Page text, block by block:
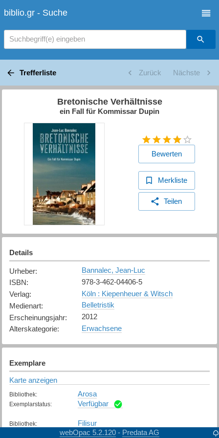
biblio.gr - Suche
Suchbegriff(e) eingeben
Trefferliste Zurück Nächste
Bretonische Verhältnisse
ein Fall für Kommissar Dupin
Bewerten
Merkliste
Teilen
Details
Urheber:
Bannalec, Jean-Luc
ISBN:
978-3-462-04406-5
Verlag:
Köln : Kiepenheuer & Witsch
Medienart:
Belletristik
Erscheinungsjahr:
2012
Alterskategorie: Erwachsene
Exemplare
Karte anzeigen
Bibliothek: Arosa
Exemplarstatus: Verfügbar
Bibliothek: Filisur
Verfügbar
webOpac 5.2.120 - Predata AG